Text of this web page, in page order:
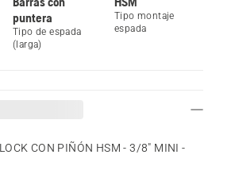
puntera
Tipo de espada
(larga)
Tipo montaje
espada
CON PIÑÓN HSM - 3/8" MINI -